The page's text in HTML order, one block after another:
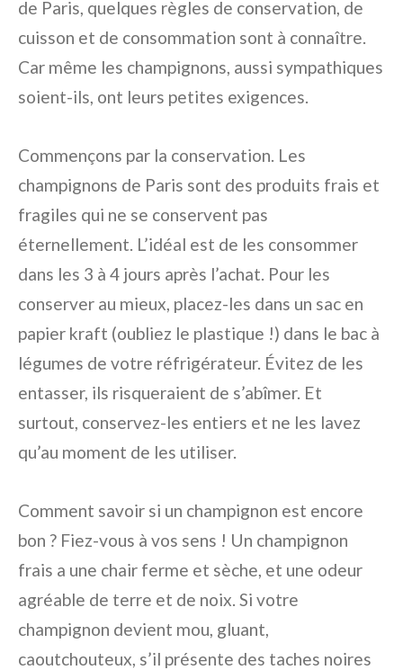
de Paris, quelques règles de conservation, de
cuisson et de consommation sont à connaître.
Car même les champignons, aussi sympathiques
soient-ils, ont leurs petites exigences.
Commençons par la conservation. Les
champignons de Paris sont des produits frais et
fragiles qui ne se conservent pas
éternellement. L’idéal est de les consommer
dans les 3 à 4 jours après l’achat. Pour les
conserver au mieux, placez-les dans un sac en
papier kraft (oubliez le plastique !) dans le bac à
légumes de votre réfrigérateur. Évitez de les
entasser, ils risqueraient de s’abîmer. Et
surtout, conservez-les entiers et ne les lavez
qu’au moment de les utiliser.
Comment savoir si un champignon est encore
bon ? Fiez-vous à vos sens ! Un champignon
frais a une chair ferme et sèche, et une odeur
agréable de terre et de noix. Si votre
champignon devient mou, gluant,
caoutchouteux, s’il présente des taches noires